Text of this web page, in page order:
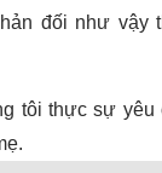
đối như vậy
tôi thực sự